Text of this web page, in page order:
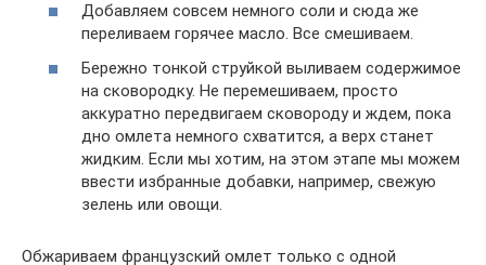
Добавляем совсем немного соли и сюда же
переливаем горячее масло. Все смешиваем.
Бережно тонкой струйкой выливаем содержимое
на сковородку. Не перемешиваем, просто
аккуратно передвигаем сковороду и ждем, пока
дно омлета немного схватится, а верх станет
жидким. Если мы хотим, на этом этапе мы можем
ввести избранные добавки, например, свежую
зелень или овощи.
Обжариваем французский омлет только с одной